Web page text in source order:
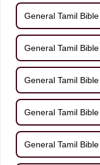
General Tamil
General Tamil
General Tamil
General Tamil
General Tamil